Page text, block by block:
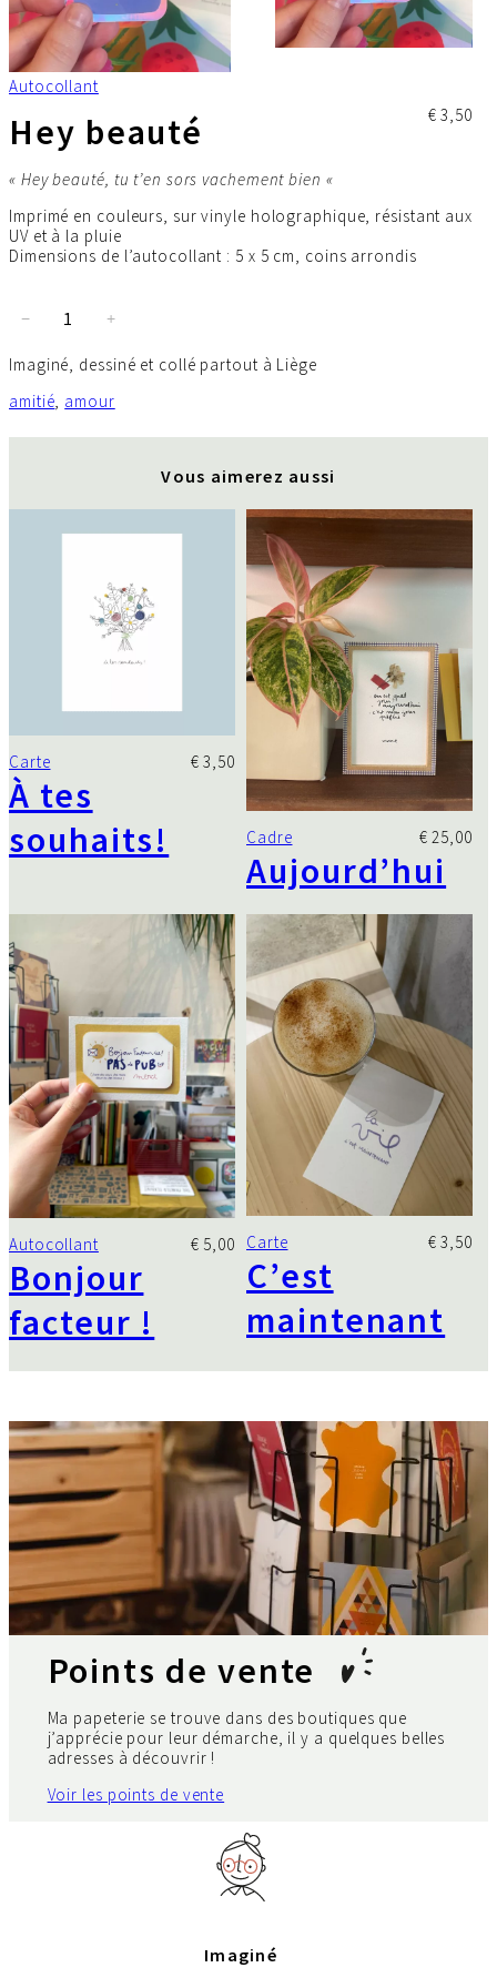
Autocollant
Hey beauté € 3,50
« Hey beauté, tu t’en sors vachement bien «
Imprimé en couleurs, sur vinyle holographique, résistant aux
UV et à la pluie
Dimensions de l’autocollant : 5 x 5 cm, coins arrondis
a
n
t
t
− +
Imaginé, dessiné et collé partout à Liège
amitié, amour
Vous aimerez aussi
Carte € 3,50
À tes
souhaits!
Cadre € 25,00
Aujourd’hui
Autocollant € 5,00
Bonjour
facteur !
Carte € 3,50
C’est
maintenant
Points de vente
Ma papeterie se trouve dans des boutiques que
j’apprécie pour leur démarche, il y a quelques belles
adresses à découvrir !
Voir les points de vente
Imaginé